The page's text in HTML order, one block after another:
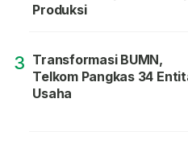
Produksi
3 Transformasi BUMN,
Telkom Pangkas 34
Usaha